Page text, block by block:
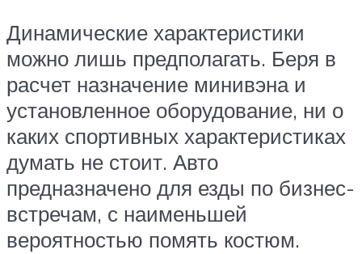
Динамические характеристики
можно лишь предполагать. Беря в
расчет назначение минивэна и
установленное оборудование, ни о
каких спортивных характеристиках
думать не стоит. Авто
предназначено для езды по бизнес-
встречам, с наименьшей
вероятностью помять костюм.